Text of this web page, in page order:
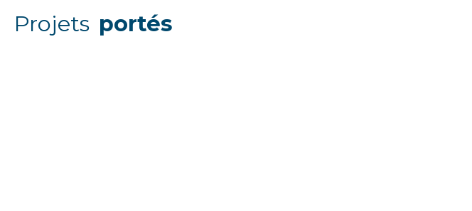
Projets portés